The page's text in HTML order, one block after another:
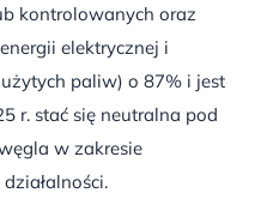
kontrolowanych oraz
elektrycznej i
paliw) o 87% i jest
r. stać się neutralna pod
w zakresie